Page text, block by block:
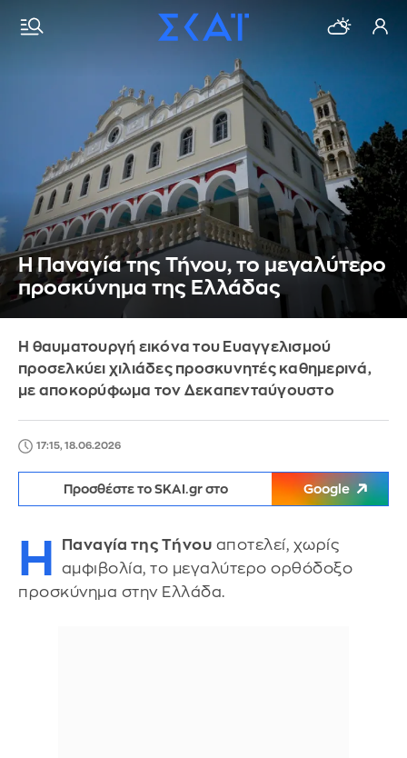
Η Παναγία της Τήνου, το μεγαλύτερο
προσκύνημα της Ελλάδας
Η θαυματουργή εικόνα του Ευαγγελισμού
προσελκύει χιλιάδες προσκυνητές καθημερινά,
με αποκορύφωμα τον Δεκαπενταύγουστο
17:15, 18.06.2026
Προσθέστε το SKAI.gr στο Google
Η Παναγία της Τήνου αποτελεί, χωρίς
αμφιβολία, το μεγαλύτερο ορθόδοξο
προσκύνημα στην Ελλάδα.